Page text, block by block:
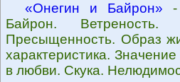
«Онегин и Байрон» -
Байрон. Ветреность.
Пресыщенность. Образ
характеристика.
в любви. Скука.